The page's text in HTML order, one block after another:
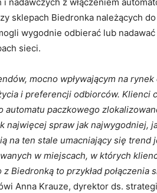
z włączeniem
sklepach Biedronka należących
wygodnie odbierać lub
sieci.
mocno wpływającym na rynek
i preferencji odbiorców. Klienci
automatu paczkowego
najwięcej spraw jak najwygodniej,
na ten stale umacniający się trend
w miejscach, w których
Biedronką to przykład połączenia
Anna Krauze, dyrektor ds.